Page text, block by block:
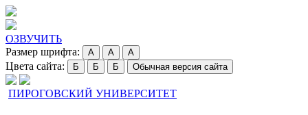
ОЗВУЧИТЬ
Размер шрифта:
A A A
Цвета сайта: Б Б Б Обычная версия сайта
ПИРОГОВСКИЙ УНИВЕРСИТЕТ